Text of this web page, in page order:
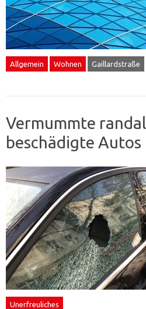
Allgemein Wohnen Gaillardstraße
Vermummte
beschädigte Autos
Unerfreuliches